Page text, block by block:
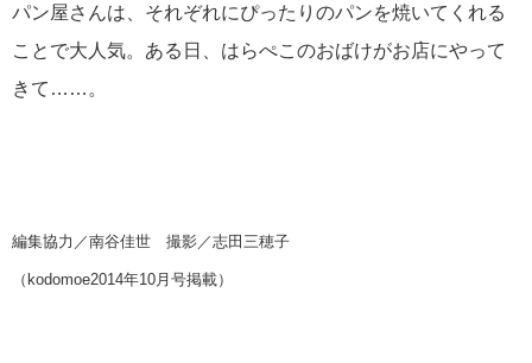
パン屋さんは、それぞれにぴったりのパンを焼いてくれる
ことで大人気。ある日、はらぺこのおばけがお店にやって
きて……。
編集協力／南谷佳世 撮影／志田三穂子
（kodomoe2014年10月号掲載）